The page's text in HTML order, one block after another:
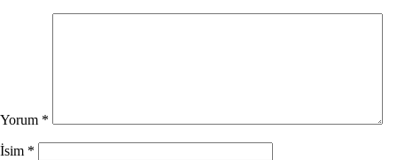
Yorum *
İsim *